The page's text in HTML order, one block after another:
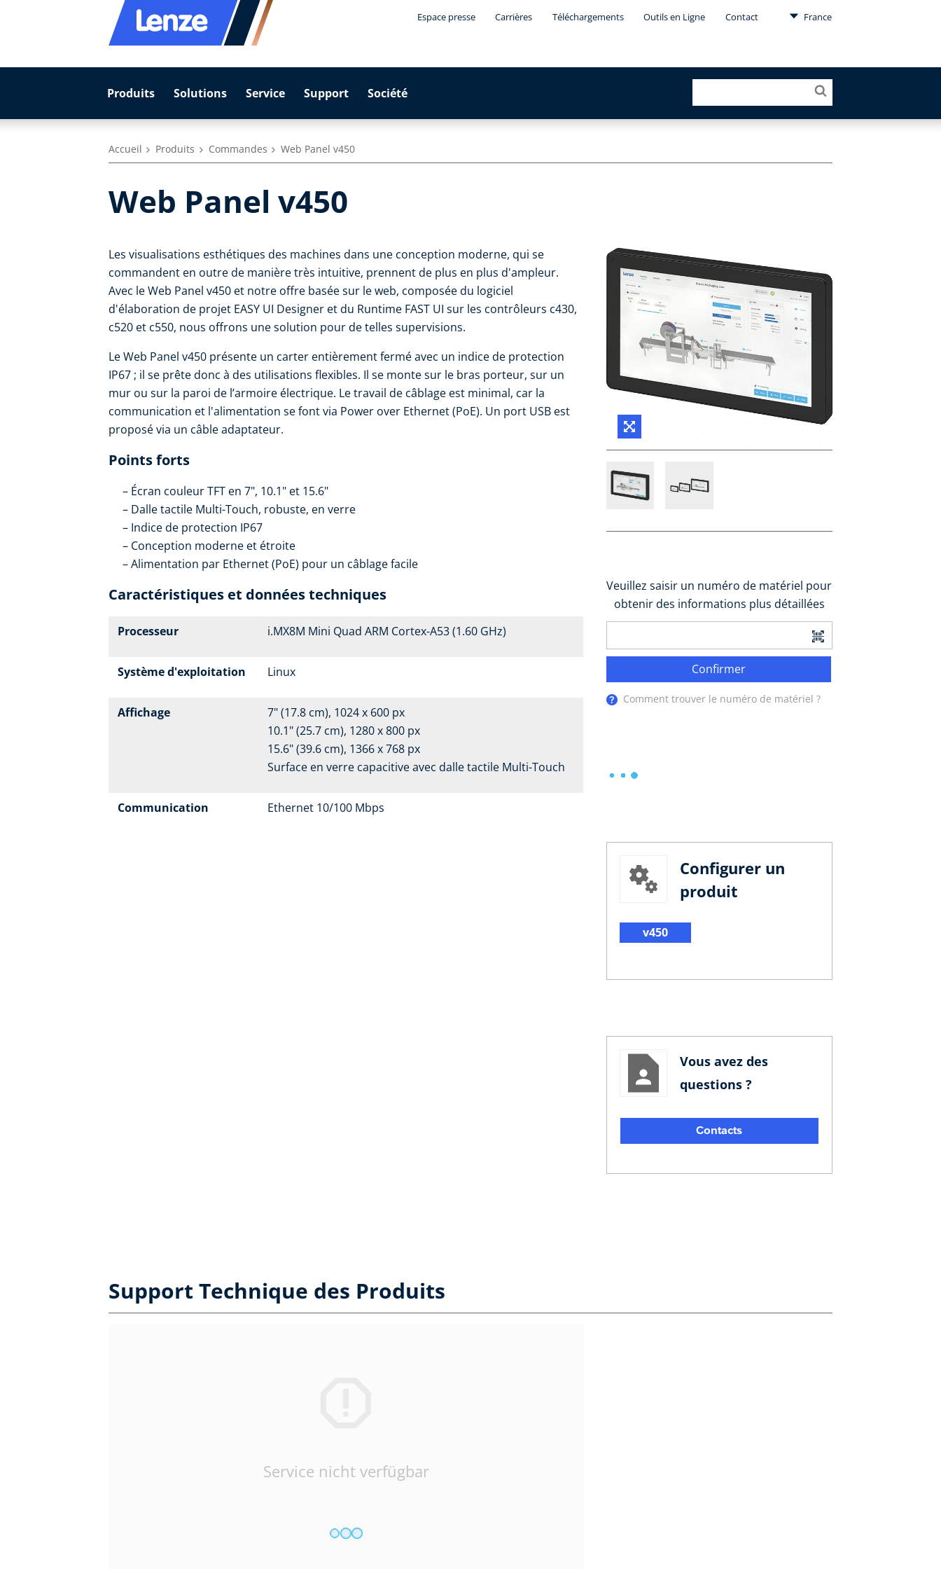
Espace presse Carrières Téléchargements Outils en Ligne Contact France
Produits Solutions Service Support Société
Accueil Produits Commandes Web Panel v450
Web Panel v450
Les visualisations esthétiques des machines dans une conception moderne, qui se
commandent en outre de manière très intuitive, prennent de plus en plus d'ampleur.
Avec le Web Panel v450 et notre offre basée sur le web, composée du logiciel
d'élaboration de projet EASY UI Designer et du Runtime FAST UI sur les contrôleurs c430,
c520 et c550, nous offrons une solution pour de telles supervisions.
Le Web Panel v450 présente un carter entièrement fermé avec un indice de protection
IP67 ; il se prête donc à des utilisations flexibles. Il se monte sur le bras porteur, sur un
mur ou sur la paroi de l’armoire électrique. Le travail de câblage est minimal, car la
communication et l'alimentation se font via Power over Ethernet (PoE). Un port USB est
proposé via un câble adaptateur.
Points forts
Écran couleur TFT en 7", 10.1" et 15.6"
Dalle tactile Multi-Touch, robuste, en verre
Indice de protection IP67
Conception moderne et étroite
Alimentation par Ethernet (PoE) pour un câblage facile
Caractéristiques et données techniques
Processeur i.MX8M Mini Quad ARM Cortex-A53 (1.60 GHz)
Système d'exploitation Linux
Affichage
7" (17.8 cm), 1024 x 600 px
10.1" (25.7 cm), 1280 x 800 px
15.6" (39.6 cm), 1366 x 768 px
Surface en verre capacitive avec dalle tactile Multi-Touch
Communication Ethernet 10/100 Mbps
Veuillez saisir un numéro de matériel pour
obtenir des informations plus détaillées
Confirmer
Comment trouver le numéro de matériel ?
Configurer un
produit
v450
Vous avez des
questions ?
Contacts
Support Technique des Produits
Service nicht verfügbar